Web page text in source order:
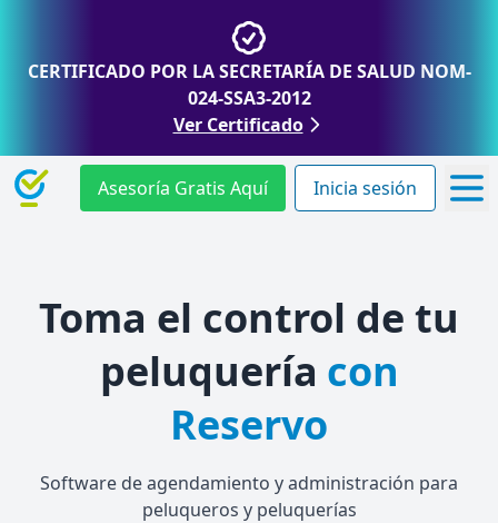
CERTIFICADO POR LA SECRETARÍA DE SALUD NOM-
024-SSA3-2012
Ver Certificado
Asesoría Gratis Aquí Inicia sesión
Toma el control de tu
peluquería con
Reservo
Software de agendamiento y administración para
peluqueros y peluquerías